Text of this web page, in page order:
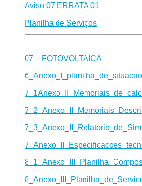
Aviso 07 ERRATA 01
Planilha de Serviços
07 – FOTOVOLTAICA
6_Anexo_I_planilha_de_situacao